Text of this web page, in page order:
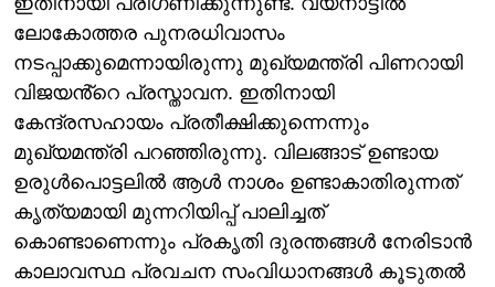
ലോകോത്തര പുനരധിവാസം
നടപ്പാക്കുമെന്നായിരുന്നു മുഖ്യമന്ത്രി പിണറായി
വിജയൻ്റെ പ്രസ്താവന. ഇതിനായി
കേന്ദ്രസഹായം പ്രതീക്ഷിക്കുന്നെന്നും
മുഖ്യമന്ത്രി പറഞ്ഞിരുന്നു. വിലങ്ങാട് ഉണ്ടായ
ഉരുൾപൊട്ടലിൽ ആൾ നാശം ഉണ്ടാകാതിരുന്നത്
കൃത്യമായി മുന്നറിയിപ്പ് പാലിച്ചത്
കൊണ്ടാണെന്നും പ്രകൃതി ദുരന്തങ്ങൾ നേരിടാൻ
കാലാവസ്ഥ പ്രവചന സംവിധാനങ്ങൾ കൂടുതൽ